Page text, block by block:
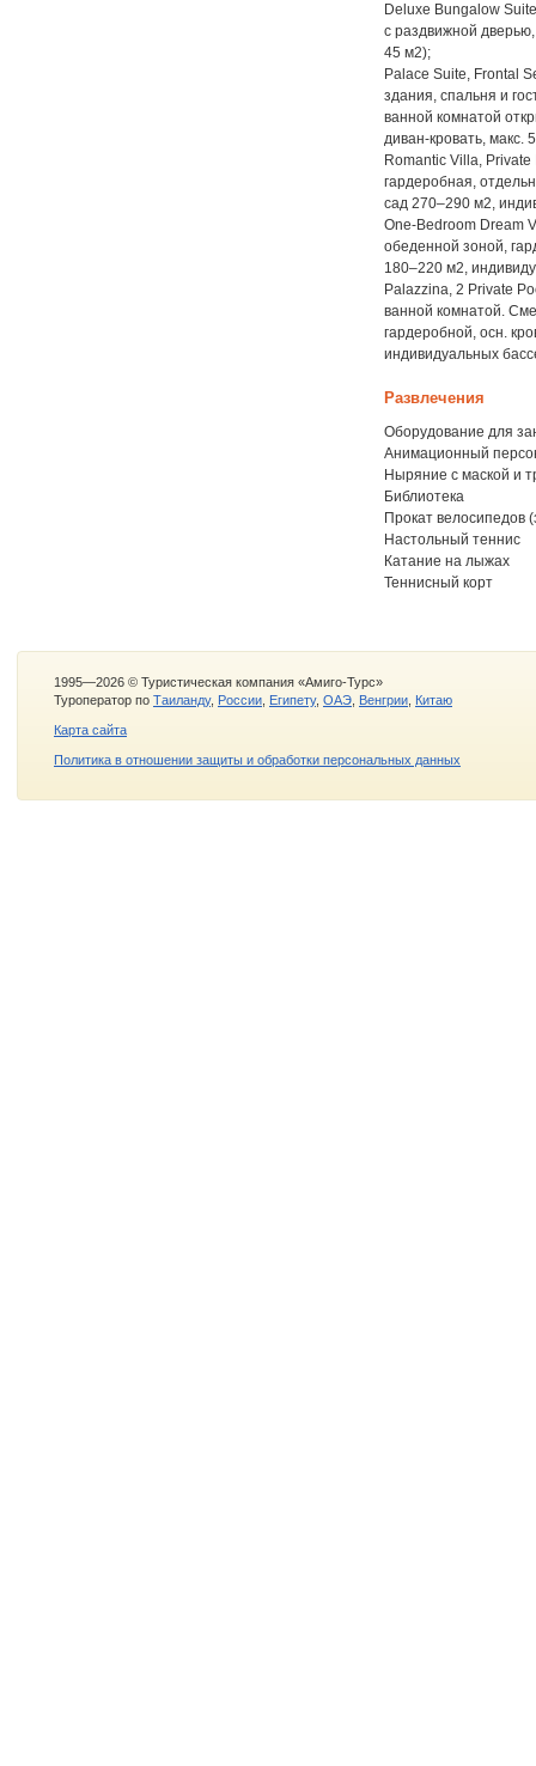
Deluxe Bungalow
с раздвижной
45 м2);
Palace Suite, Frontal
здания, спальня и
ванной комнатой
диван-кровать, макс.
Romantic Villa,
гардеробная,
сад 270–290 м2,
One-Bedroom Dream
обеденной зоной,
180–220 м2,
Palazzina, 2 Private
ванной комнатой.
гардеробной, осн.
индивидуальных
Развлечения
Оборудование для
Анимационный
Ныряние с маской и
Библиотека
Прокат велосипедов
Настольный теннис
Катание на лыжах
Теннисный корт
1995—2026 © Туристическая компания «Амиго-Турс»
Туроператор по Таиланду, России Египету, ОАЭ Венгрии Китаю
Карта сайта
Политика в отношении защиты и обработки персональных данных